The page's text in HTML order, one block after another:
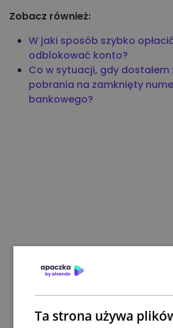
Zobacz również:
W jaki sposób szybko
odblokować konto?
Co w sytuacji, gdy dostałem
pobrania na zamknięty
bankowego?
Ta strona używa